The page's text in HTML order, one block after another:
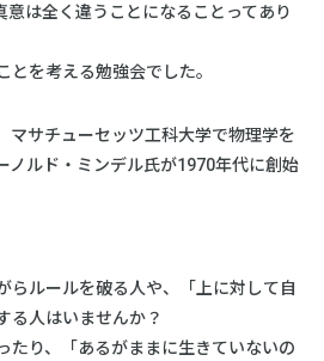
は全く違うことになることってあり
を考える勉強会でした。
マサチューセッツ工科大学で物理学を
ノルド・ミンデル氏が1970年代に創始
らルールを破る人や、「上に対して自
る人はいませんか？
たり、「あるがままに生きていないの